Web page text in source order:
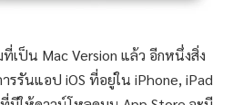
เป็น Mac Version แล้ว อีกหนึ่งสิ่ง
รรันแอป iOS ที่อยู่ใน iPhone, iPad